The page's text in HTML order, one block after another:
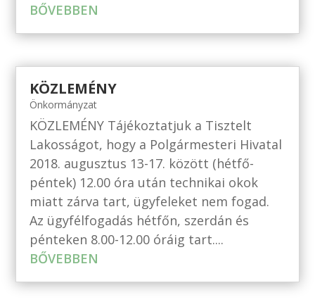
BŐVEBBEN
KÖZLEMÉNY
Önkormányzat
KÖZLEMÉNY Tájékoztatjuk a Tisztelt
Lakosságot, hogy a Polgármesteri Hivatal
2018. augusztus 13-17. között (hétfő-
péntek) 12.00 óra után technikai okok
miatt zárva tart, ügyfeleket nem fogad.
Az ügyfélfogadás hétfőn, szerdán és
pénteken 8.00-12.00 óráig tart....
BŐVEBBEN